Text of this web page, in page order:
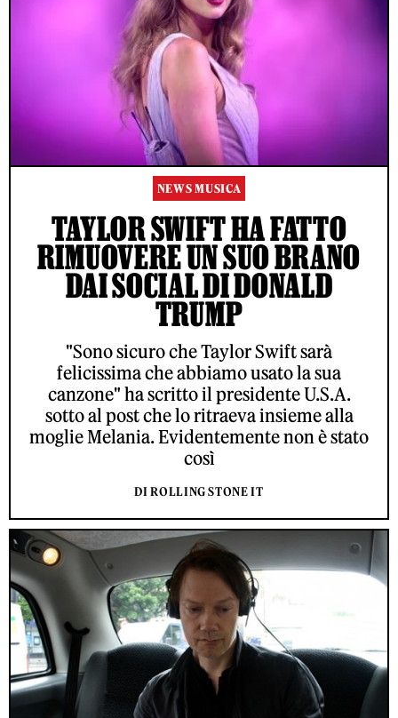
NEWS MUSICA
TAYLOR SWIFT HA FATTO
RIMUOVERE UN SUO BRANO
DAI SOCIAL DI DONALD
TRUMP
"Sono sicuro che Taylor Swift sarà
felicissima che abbiamo usato la sua
canzone" ha scritto il presidente U.S.A.
sotto al post che lo ritraeva insieme alla
moglie Melania. Evidentemente non è stato
così
DI ROLLING STONE IT